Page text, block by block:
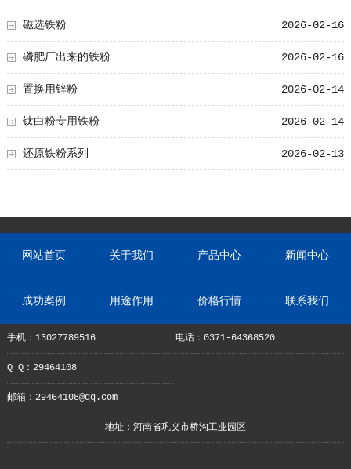
2026-02-16
磁选铁粉
2026-02-16
磷肥厂出来的铁粉
2026-02-14
置换用锌粉
2026-02-14
钛白粉专用铁粉
2026-02-13
还原铁粉系列
网站首页 关于我们 产品中心 新闻中心
成功案例 用途作用 价格行情 联系我们
手机：13027789516 电话：0371-64368520
Q Q：29464108
邮箱：29464108@qq.com
地址：河南省巩义市桥沟工业园区